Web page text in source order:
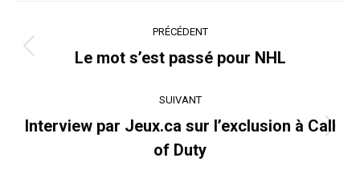
article
PRÉCÉDENT
Article
:
Le mot s’est passé pour NHL
SUIVANT
Article
suivant
Interview par Jeux.ca sur l’exclusion à Call
of Duty